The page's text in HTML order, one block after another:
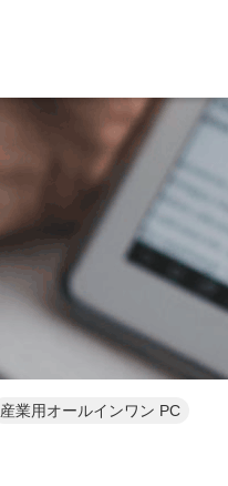
産業用オールインワン PC